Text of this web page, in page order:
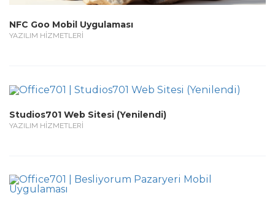
NFC Goo Mobil Uygulaması
YAZILIM HİZMETLERİ
Studios701 Web Sitesi (Yenilendi)
YAZILIM HİZMETLERİ